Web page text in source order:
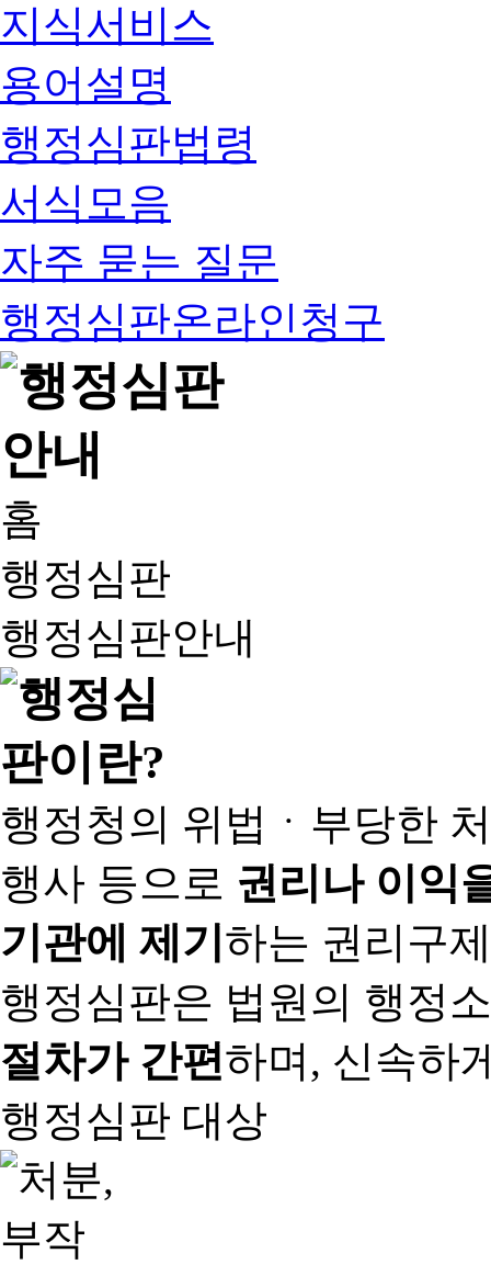
지식서비스
용어설명
행정심판법령
서식모음
자주 묻는 질문
행정심판온라인청구
홈
행정심판
행정심판안내
행정청의 위법ㆍ부당한
행사 등으로 권리나 이익
기관에 제기하는 권리구
행정심판은 법원의 행정
절차가 간편하며, 신속하
행정심판 대상